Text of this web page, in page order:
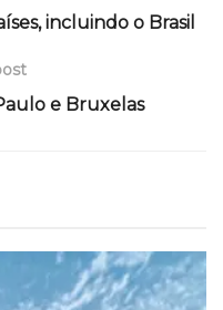
incluindo o Brasil
e Bruxelas